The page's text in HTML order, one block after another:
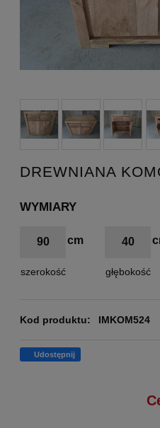
DREWNIANA
WYMIARY
90
szerokość
40
głębokość
Kod produktu: IMKOM524
Udostępnij